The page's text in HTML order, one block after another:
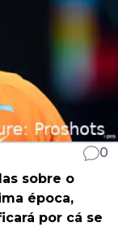
0
sobre o
época,
por cá se